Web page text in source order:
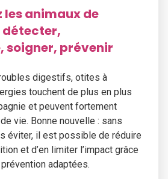
les animaux de
détecter,
soigner, prévenir
digestifs, otites à
touchent de plus en plus
et peuvent fortement
vie. Bonne nouvelle : sans
éviter, il est possible de réduire
et d’en limiter l’impact grâce
adaptées.